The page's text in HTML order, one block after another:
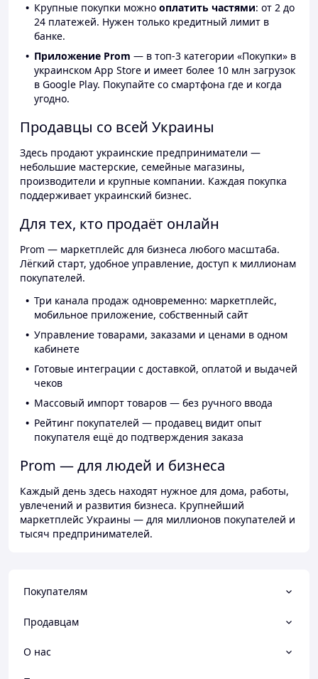
Крупные покупки можно оплатить частями: от 2 до
24 платежей. Нужен только кредитный лимит в
банке.
Приложение Prom — в топ-3 категории «Покупки» в
украинском App Store и имеет более 10 млн загрузок
в Google Play. Покупайте со смартфона где и когда
угодно.
Продавцы со всей Украины
Здесь продают украинские предприниматели —
небольшие мастерские, семейные магазины,
производители и крупные компании. Каждая покупка
поддерживает украинский бизнес.
Для тех, кто продаёт онлайн
Prom — маркетплейс для бизнеса любого масштаба.
Лёгкий старт, удобное управление, доступ к миллионам
покупателей.
Три канала продаж одновременно: маркетплейс,
мобильное приложение, собственный сайт
Управление товарами, заказами и ценами в одном
кабинете
Готовые интеграции с доставкой, оплатой и выдачей
чеков
Массовый импорт товаров — без ручного ввода
Рейтинг покупателей — продавец видит опыт
покупателя ещё до подтверждения заказа
Prom — для людей и бизнеса
Каждый день здесь находят нужное для дома, работы,
увлечений и развития бизнеса. Крупнейший
маркетплейс Украины — для миллионов покупателей и
тысяч предпринимателей.
Покупателям
Продавцам
О нас